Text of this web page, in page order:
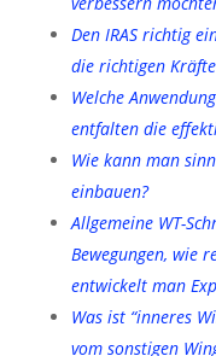
Den IRAS richtig
die richtigen
Welche
entfalten die
Wie kann man
einbauen?
Allgemeine WT-
Bewegungen, wie
entwickelt man
Was ist “inneres
vom sonstigen